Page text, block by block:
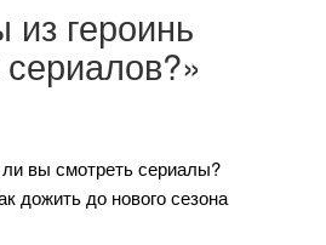
из героинь
вы смотреть сериалы?
дожить до нового сезона